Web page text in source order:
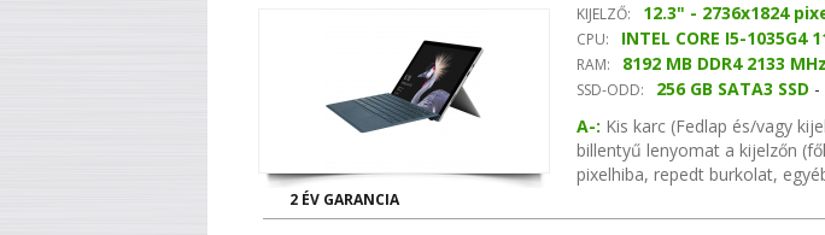
2 ÉV GARANCIA
KIJELZŐ: 12.3" - 2736x1824
CPU: INTEL CORE I5-1035G4
RAM: 8192 MB DDR4 2133 MHz
SSD-ODD: 256 GB SATA3 SSD -
A-: Kis karc (Fedlap és/vagy
billentyű lenyomat a kijelzőn
pixelhiba, repedt burkolat,
hangvezérlő, nincs hálózati